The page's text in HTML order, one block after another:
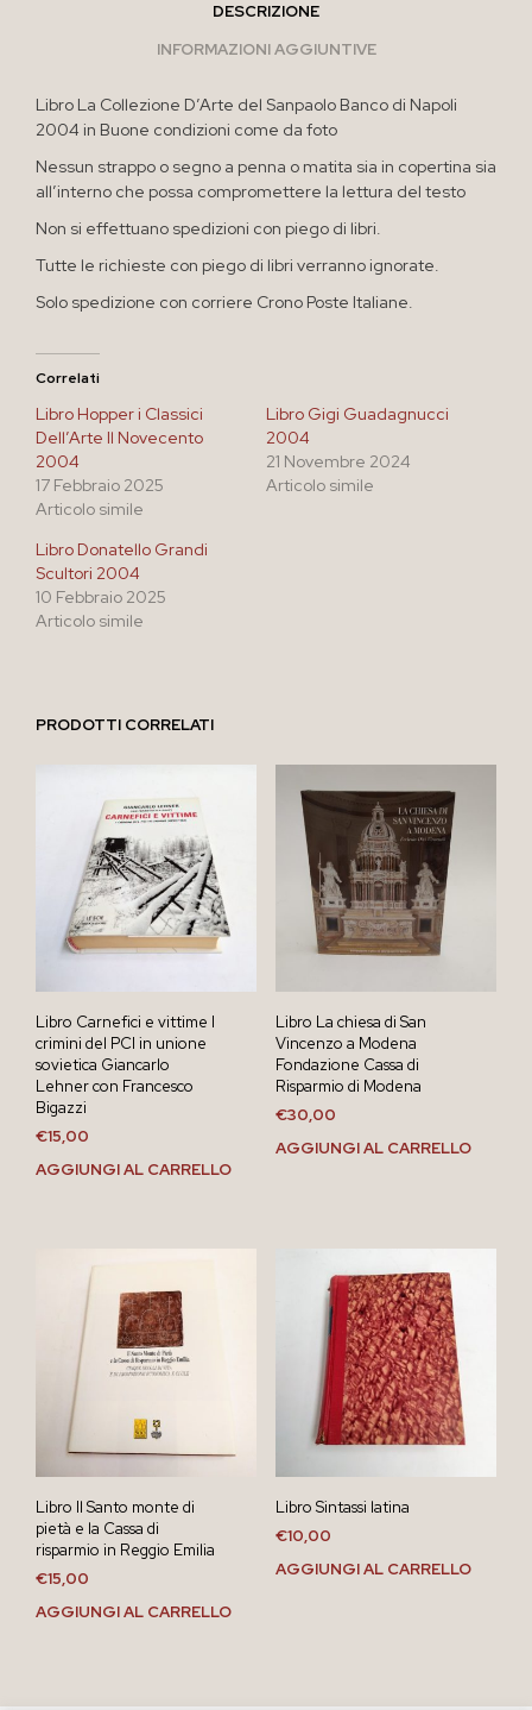
DESCRIZIONE
INFORMAZIONI AGGIUNTIVE
Libro La Collezione D’Arte del Sanpaolo Banco di Napoli
2004 in Buone condizioni come da foto
Nessun strappo o segno a penna o matita sia in copertina sia
all’interno che possa compromettere la lettura del testo
Non si effettuano spedizioni con piego di libri.
Tutte le richieste con piego di libri verranno ignorate.
Solo spedizione con corriere Crono Poste Italiane.
Correlati
Libro Hopper i Classici
Dell’Arte Il Novecento
2004
17 Febbraio 2025
Articolo simile
Libro Gigi Guadagnucci
2004
21 Novembre 2024
Articolo simile
Libro Donatello Grandi
Scultori 2004
10 Febbraio 2025
Articolo simile
PRODOTTI CORRELATI
Libro Carnefici e vittime I
crimini del PCI in unione
sovietica Giancarlo
Lehner con Francesco
Bigazzi
€15,00
AGGIUNGI AL CARRELLO
Libro La chiesa di San
Vincenzo a Modena
Fondazione Cassa di
Risparmio di Modena
€30,00
AGGIUNGI AL CARRELLO
Libro Il Santo monte di
pietà e la Cassa di
risparmio in Reggio Emilia
€15,00
AGGIUNGI AL CARRELLO
Libro Sintassi latina
€10,00
AGGIUNGI AL CARRELLO